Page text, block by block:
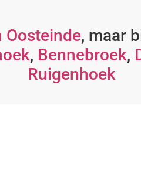
Oosteinde, maar
, Bennebroek,
Ruigenhoek